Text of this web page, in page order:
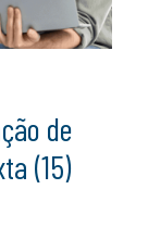
de
(15)